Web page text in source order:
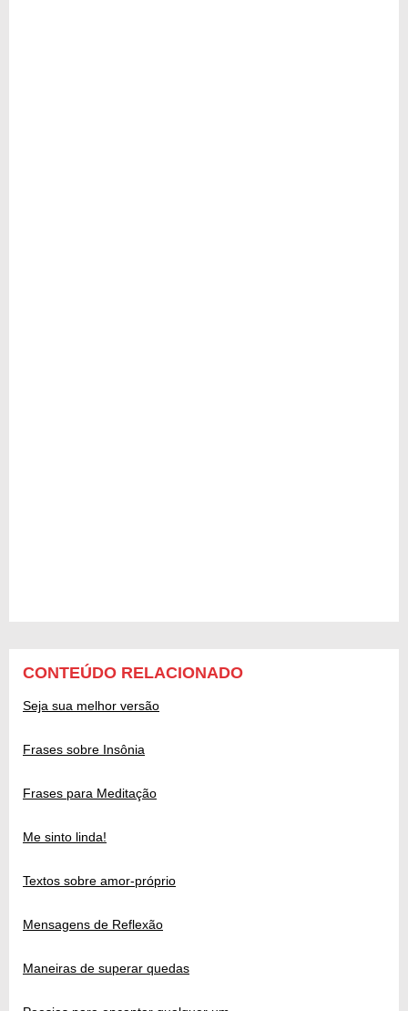
CONTEÚDO RELACIONADO
Seja sua melhor versão
Frases sobre Insônia
Frases para Meditação
Me sinto linda!
Textos sobre amor-próprio
Mensagens de Reflexão
Maneiras de superar quedas